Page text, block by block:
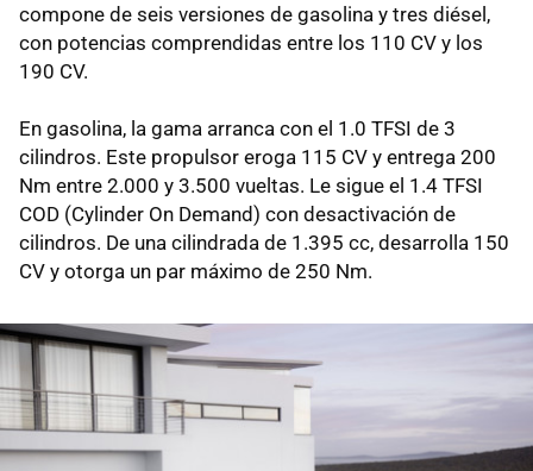
compone de seis versiones de gasolina y tres diésel,
con potencias comprendidas entre los 110 CV y los
190 CV.
En gasolina, la gama arranca con el 1.0 TFSI de 3
cilindros. Este propulsor eroga 115 CV y entrega 200
Nm entre 2.000 y 3.500 vueltas. Le sigue el 1.4 TFSI
COD (Cylinder On Demand) con desactivación de
cilindros. De una cilindrada de 1.395 cc, desarrolla 150
CV y otorga un par máximo de 250 Nm.